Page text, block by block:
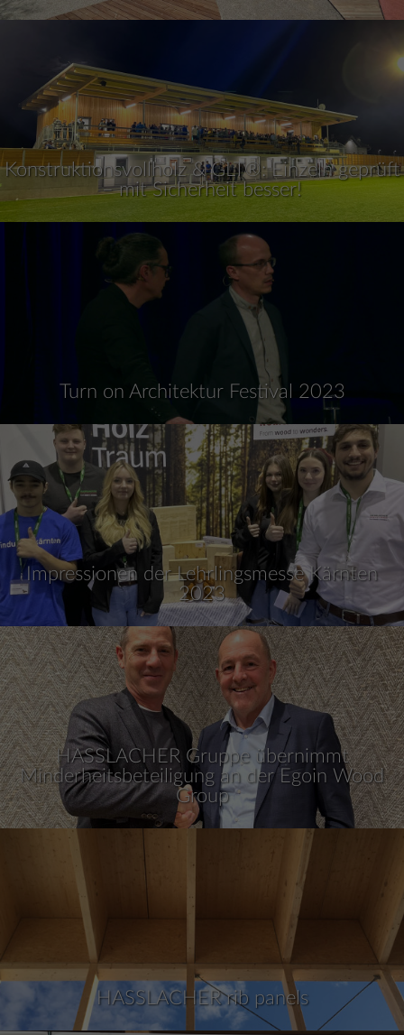
Konstruktionsvollholz & GLT®: Einzeln geprüft
– mit Sicherheit besser!
Turn on Architektur Festival 2023
Impressionen der Lehrlingsmesse Kärnten
2023
HASSLACHER Gruppe übernimmt
Minderheitsbeteiligung an der Egoin Wood
Group
HASSLACHER rib panels